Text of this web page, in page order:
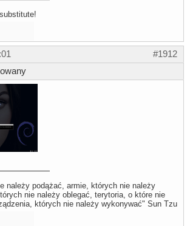
#1912
należy podążać, armie, których nie należy
nie należy oblegać, terytoria, o które nie
których nie należy wykonywać" Sun Tzu